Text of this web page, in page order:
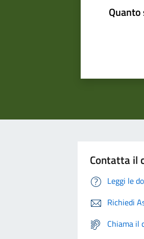
Contatta il
Leggi le
Richiedi
Chiama il